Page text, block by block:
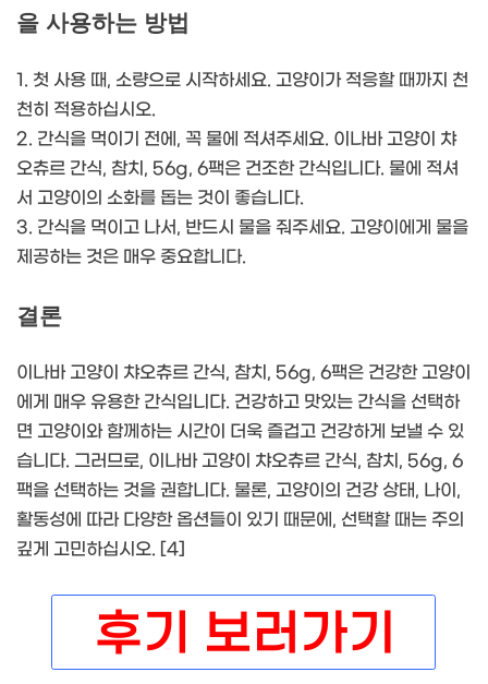
을 사용하는 방법
1. 첫 사용 때, 소량으로 시작하세요. 고양이가 적응할 때까지 천
천히 적용하십시오.
2. 간식을 먹이기 전에, 꼭 물에 적셔주세요. 이나바 고양이 챠
오츄르 간식, 참치, 56g, 6팩은 건조한 간식입니다. 물에 적셔
서 고양이의 소화를 돕는 것이 좋습니다.
3. 간식을 먹이고 나서, 반드시 물을 줘주세요. 고양이에게 물을
제공하는 것은 매우 중요합니다.
결론
이나바 고양이 챠오츄르 간식, 참치, 56g, 6팩은 건강한 고양이
에게 매우 유용한 간식입니다. 건강하고 맛있는 간식을 선택하
면 고양이와 함께하는 시간이 더욱 즐겁고 건강하게 보낼 수 있
습니다. 그러므로, 이나바 고양이 챠오츄르 간식, 참치, 56g, 6
팩을 선택하는 것을 권합니다. 물론, 고양이의 건강 상태, 나이,
활동성에 따라 다양한 옵션들이 있기 때문에, 선택할 때는 주의
깊게 고민하십시오. [4]